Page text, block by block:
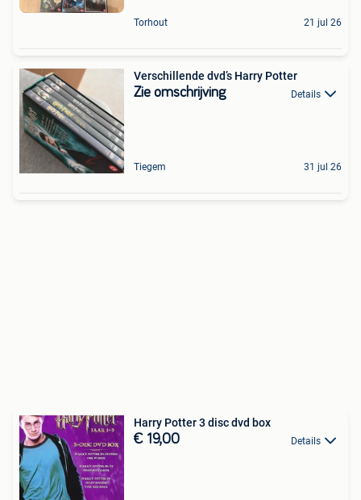
Torhout 21 jul 26
Verschillende dvd’s Harry Potter
Zie omschrijving Details
Tiegem 31 jul 26
Harry Potter 3 disc dvd box
€ 19,00 Details